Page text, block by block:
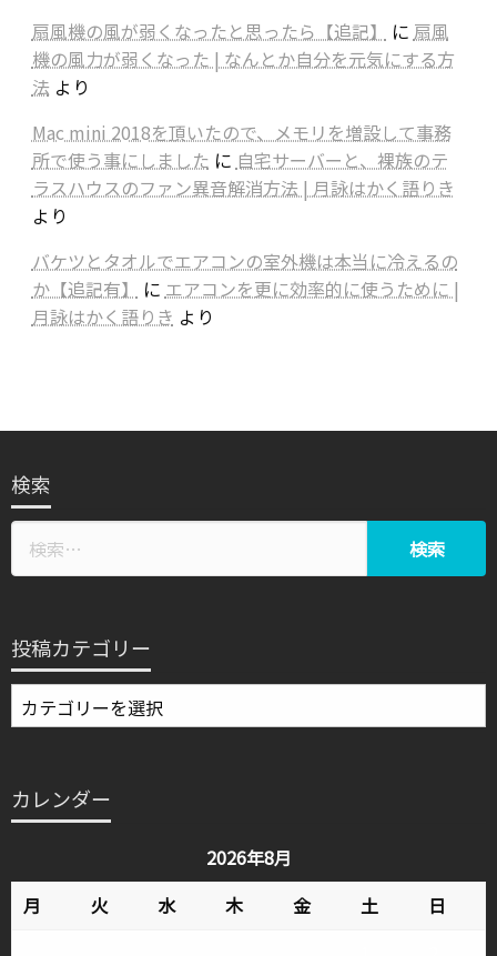
扇風機の風が弱くなったと思ったら【追記】
に 扇風
機の風力が弱くなった | なんとか自分を元気にする方
法 より
Mac mini 2018を頂いたので、メモリを増設して事務
所で使う事にしました に 自宅サーバーと、裸族のテ
ラスハウスのファン異音解消方法 | 月詠はかく語りき
より
バケツとタオルでエアコンの室外機は本当に冷えるの
か【追記有】
に エアコンを更に効率的に使うために |
月詠はかく語りき より
検索
投稿カテゴリー
稿
ゴ
カレンダー
2026年8月
月
火 水 木 金 土
日